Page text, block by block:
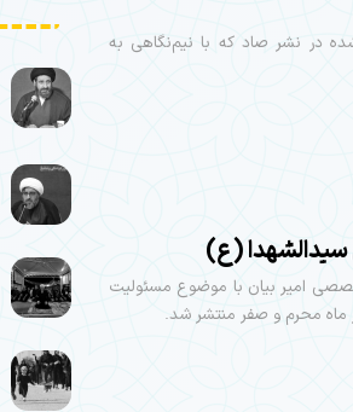
در نشر صاد که با نیم‌نگاهی به
(ع)
امیر بیان با موضوع مسئولیت